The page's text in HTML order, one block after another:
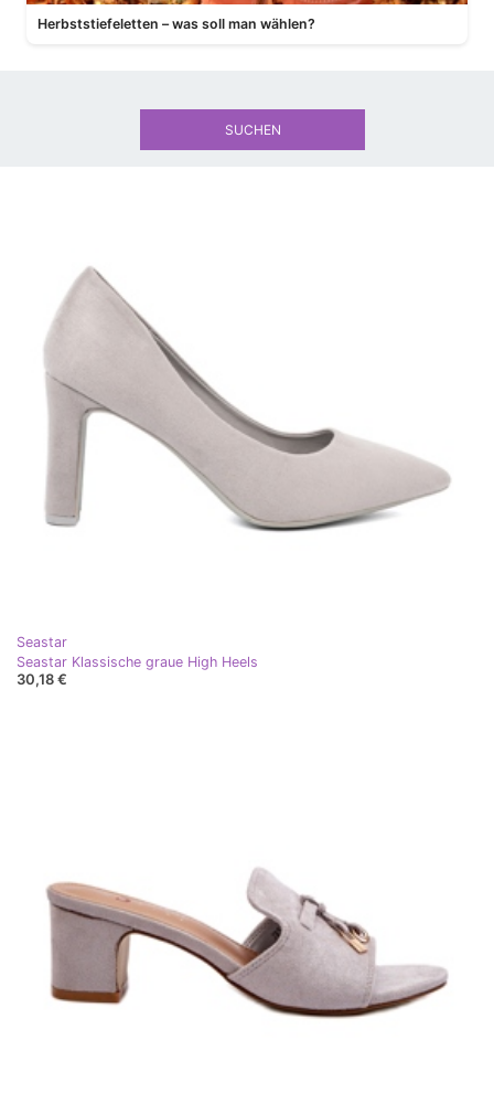
Herbststiefeletten – was soll man wählen?
Seastar
Seastar Klassische graue High Heels
30,18 €
SUCHEN